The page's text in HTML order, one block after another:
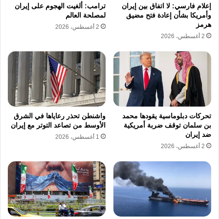
واصلت المدفعية الإسرائيلية قصفها المكثف،
مستهدفة أطراف بلدة شبعا، إلى جانب محلة
الحمى قرب بلدة راشيا الفخار، ما يعكس اتساع
نطاق العمليات البرية والنارية في المنطقة
الحدودية.
وفي إطار التصعيد، أعلن الجيش الإسرائيلي
انضمام الفرقة العسكرية 36 إلى العمليات الجارية،
في خطوة تشير إلى نية توسيع نطاق التوغل البري
داخل الأراضي اللبنانية.
توسع العمليات منذ بداية مارس
إعلام فارسي: لا اتفاق بين إيران
وأمريكا بشأن إعادة فتح مضيق
هرمز
2 أغسطس، 2026
ترامب: ألغيت الهجوم على إيران
لمصلحة العالم
2 أغسطس، 2026
تحركات دبلوماسية يقودها محمد
بن سلمان توقف ضربة أمريكية
ضد إيران
2 أغسطس، 2026
واشنطن تحذر رعاياها في الشرق
الأوسط من تصاعد التوتر مع إيران
1 أغسطس، 2026